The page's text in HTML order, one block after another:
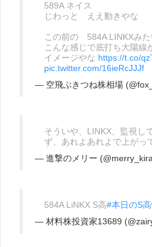
589A ネイス
じわっと ええ動きやな
この前の 584A LINKXみた
こんな感じで底打ち大陽
イメージやな https://t.co/
pic.twitter.com/16ieRcJJJf
— 空飛ぶきつね株相場
そういや、LINKX、監視し
ず、あれよあれよで上がっ
— 進撃のメリー
584A LiNKX S高#本日のS
— 材料株投資家13689